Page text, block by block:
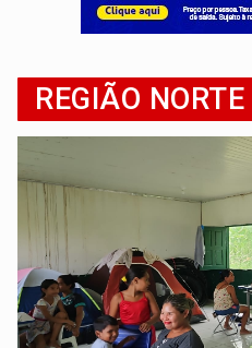
CONEXÃO
'XANDY DO
REGIÃO NORTE